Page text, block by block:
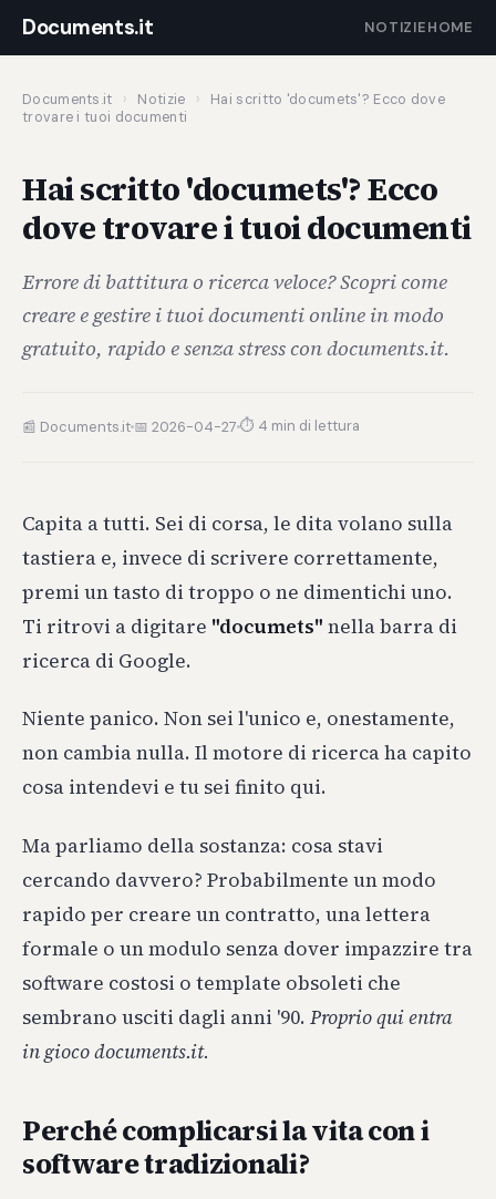
Documents.it NOTIZIEHOME
Documents.it › Notizie ›
Hai scritto 'documets'? Ecco dove
trovare i tuoi documenti
Hai scritto 'documets'? Ecco
dove trovare i tuoi documenti
Errore di battitura o ricerca veloce? Scopri come
creare e gestire i tuoi documenti online in modo
gratuito, rapido e senza stress con documents.it.
📰 Documents.it 📅 2026-04-27 ⏱ 4 min di lettura
Capita a tutti. Sei di corsa, le dita volano sulla
tastiera e, invece di scrivere correttamente,
premi un tasto di troppo o ne dimentichi uno.
Ti ritrovi a digitare "documets" nella barra di
ricerca di Google.
Niente panico. Non sei l'unico e, onestamente,
non cambia nulla. Il motore di ricerca ha capito
cosa intendevi e tu sei finito qui.
Ma parliamo della sostanza: cosa stavi
cercando davvero? Probabilmente un modo
rapido per creare un contratto, una lettera
formale o un modulo senza dover impazzire tra
software costosi o template obsoleti che
sembrano usciti dagli anni '90. Proprio qui entra
in gioco documents.it.
Perché complicarsi la vita con i
software tradizionali?